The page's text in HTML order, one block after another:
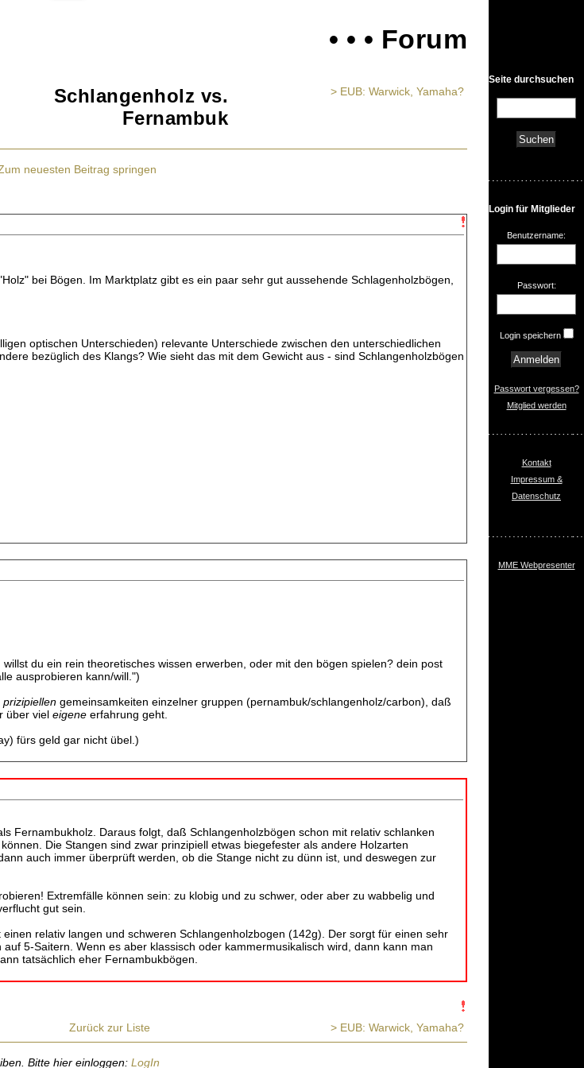
Seite durchsuchen
Login für Mitglieder
Benutzername:
Passwort:
Login speichern
Passwort vergessen?
Mitglied werden
Kontakt
Impressum &
Datenschutz
MME Webpresenter
• • • Forum
Schlangenholz vs.
Fernambuk
> EUB: Warwick, Yamaha?
neuesten Beitrag springen
bei Bögen. Im Marktplatz gibt es ein paar sehr gut aussehende Schlagenholzbögen,
optischen Unterschieden) relevante Unterschiede zwischen den unterschiedlichen
bezüglich des Klangs? Wie sieht das mit dem Gewicht aus - sind Schlangenholzbögen
du ein rein theoretisches wissen erwerben, oder mit den bögen spielen? dein post
ausprobieren kann/will.")
prizipiellen gemeinsamkeiten einzelner gruppen (pernambuk/schlangenholz/carbon), daß
über viel eigene erfahrung geht.
fürs geld gar nicht übel.)
Fernambukholz. Daraus folgt, daß Schlangenholzbögen schon mit relativ schlanken
Die Stangen sind zwar prinzipiell etwas biegefester als andere Holzarten
auch immer überprüft werden, ob die Stange nicht zu dünn ist, und deswegen zur
Extremfälle können sein: zu klobig und zu schwer, oder aber zu wabbelig und
gut sein.
relativ langen und schweren Schlangenholzbogen (142g). Der sorgt für einen sehr
5-Saitern. Wenn es aber klassisch oder kammermusikalisch wird, dann kann man
tatsächlich eher Fernambukbögen.
Zurück zur Liste > EUB: Warwick, Yamaha?
Bitte hier einloggen: LogIn